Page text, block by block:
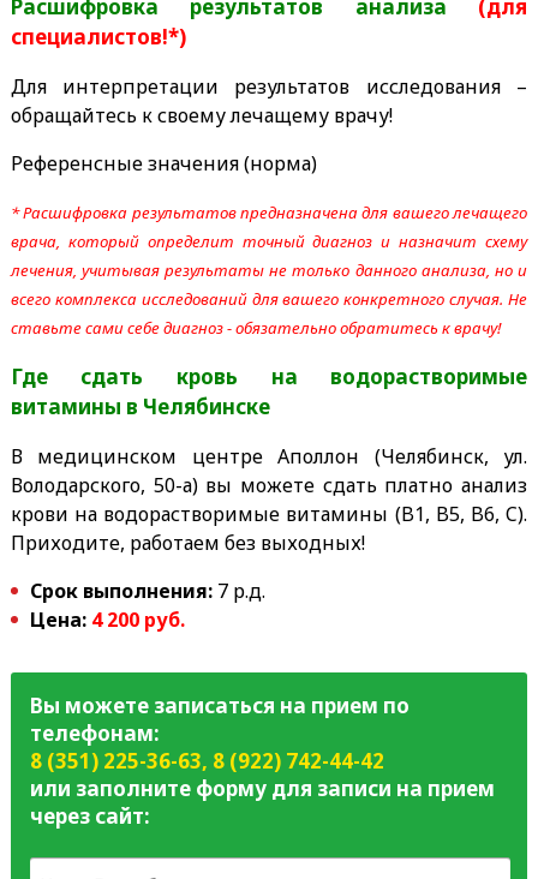
Расшифровка результатов анализа (для
специалистов!*)
Для интерпретации результатов исследования –
обращайтесь к своему лечащему врачу!
Референсные значения (норма)
* Расшифровка результатов предназначена для вашего лечащего
врача, который определит точный диагноз и назначит схему
лечения, учитывая результаты не только данного анализа, но и
всего комплекса исследований для вашего конкретного случая. Не
ставьте сами себе диагноз - обязательно обратитесь к врачу!
Где сдать кровь на водорастворимые
витамины в Челябинске
В медицинском центре Аполлон (Челябинск, ул.
Володарского, 50-а) вы можете сдать платно анализ
крови на водорастворимые витамины (B1, B5, B6, C).
Приходите, работаем без выходных!
Срок выполнения:7 р.д.
Цена: 4 200 руб.
Вы можете записаться на прием по
телефонам:
8 (351) 225-36-63, 8 (922) 742-44-42
или заполните форму для записи на прием
через сайт: